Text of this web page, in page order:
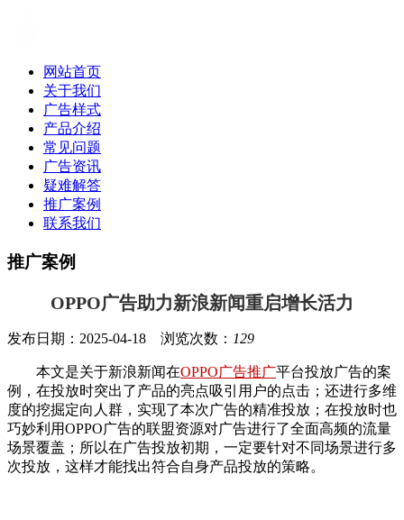
网站首页
关于我们
广告样式
产品介绍
常见问题
广告资讯
疑难解答
推广案例
联系我们
推广案例
OPPO广告助力新浪新闻重启增长活力
发布日期：2025-04-18 浏览次数： 129
本文是关于新浪新闻在OPPO广告推广平台投放广告的案
例，在投放时突出了产品的亮点吸引用户的点击；还进行多维
度的挖掘定向人群，实现了本次广告的精准投放；在投放时也
巧妙利用OPPO广告的联盟资源对广告进行了全面高频的流量
场景覆盖；所以在广告投放初期，一定要针对不同场景进行多
次投放，这样才能找出符合自身产品投放的策略。